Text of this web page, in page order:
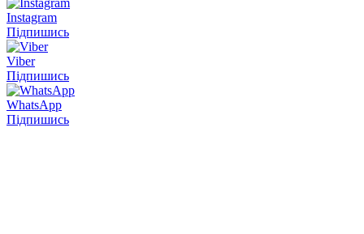
Instagram
Підпишись
Viber
Підпишись
WhatsApp
Підпишись